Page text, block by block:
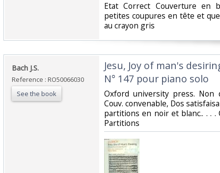
‎Etat Correct Couverture en
petites coupures en tête et
au crayon gris‎
‎Bach J.S.‎
Reference : RO50066030
See the book
‎Jesu, Joy of man's
N° 147 pour piano solo‎
‎Oxford university press. Non
Couv. convenable, Dos
partitions en noir et blanc.. . . .
Partitions‎